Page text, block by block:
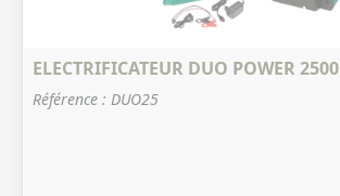
ELECTRIFICATEUR DUO POWER 2500
Référence : DUO25